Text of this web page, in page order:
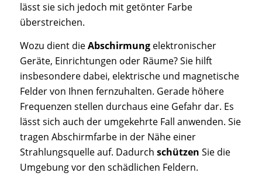
lässt sie sich jedoch mit getönter Farbe
überstreichen.
Wozu dient dieAbschirmungelektronischer
Geräte, Einrichtungen oder Räume? Sie hilft
insbesondere dabei, elektrische und magnetische
Felder von Ihnen fernzuhalten. Gerade höhere
Frequenzen stellen durchaus eine Gefahr dar. Es
lässt sich auch der umgekehrte Fall anwenden. Sie
tragen Abschirmfarbe in der Nähe einer
Strahlungsquelle auf. Dadurch schützen Sie die
Umgebung vor den schädlichen Feldern.